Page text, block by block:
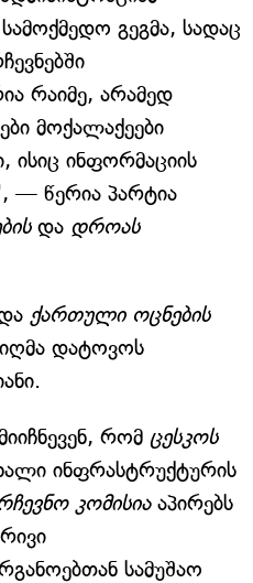
გეგმა, სადაც
რაიმე, არამედ
მოქალაქეები
ისიც ინფორმაციის
— წერია პარტია
და დროას
ქართული ოცნების
დატოვოს
რომ ცესკოს
ინფრასტრუქტურის
კომისიააპირებს
სამუშაო